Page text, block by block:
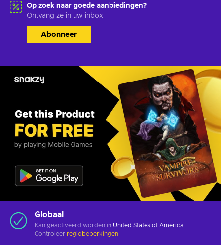
Op zoek naar goede aanbiedingen?
Ontvang ze in uw inbox
Abonneer
Globaal
Kan geactiveerd worden in United States of America
Controleer regiobeperkingen